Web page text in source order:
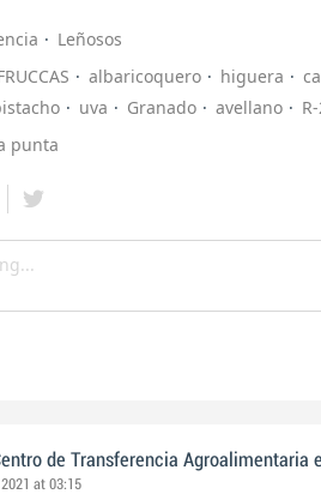
Leñosos
albaricoquero higuera
uva Granado avellano
punta
de Transferencia Agroalimentaria
2021 at 03:15